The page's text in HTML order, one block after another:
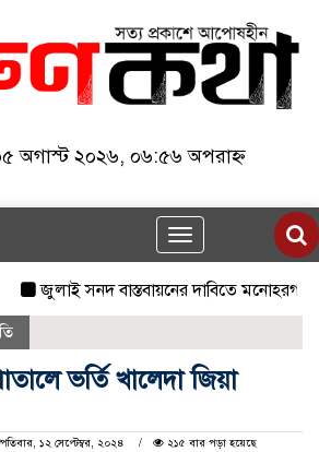
অগাস্ট ২০২৬, ০৬:৫৬ অপরাহ্ন
Toggle
navigation
জুলাই সনদ বাস্তবায়নের দাবিতে মনোহরগঞ্জে
ভর্তি খালেদা জিয়া
১২ সেপ্টেম্বর, ২০২৪
২১৫ বার পড়া হয়েছে